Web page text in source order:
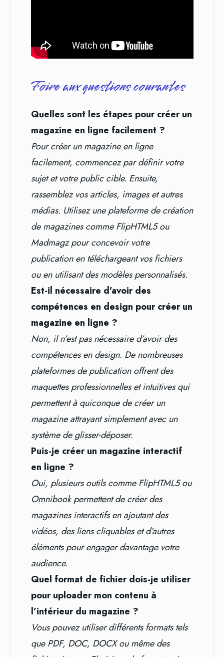
Foire aux questions courantes
Quelles sont les étapes pour créer un
magazine en ligne facilement ?
Pour créer un magazine en ligne
facilement, commencez par définir votre
sujet et votre public cible. Ensuite,
rassemblez vos articles, images et autres
médias. Utilisez une plateforme de création
de magazines comme FlipHTML5 ou
Madmagz pour concevoir votre
publication en téléchargeant vos fichiers
ou en utilisant des modèles personnalisés.
Est-il nécessaire d’avoir des
compétences en design pour créer un
magazine en ligne ?
Non, il n’est pas nécessaire d’avoir des
compétences en design. De nombreuses
plateformes de publication offrent des
maquettes professionnelles et intuitives qui
permettent à quiconque de créer un
magazine attrayant simplement avec un
système de glisser-déposer.
Puis-je créer un magazine interactif
en ligne ?
Oui, plusieurs outils comme FlipHTML5 ou
Omnibook permettent de créer des
magazines interactifs en ajoutant des
vidéos, des liens cliquables et d’autres
éléments pour engager davantage votre
audience.
Quel format de fichier dois-je utiliser
pour uploader mon contenu à
l’intérieur du magazine ?
Vous pouvez utiliser différents formats tels
que PDF, DOC, DOCX ou même des